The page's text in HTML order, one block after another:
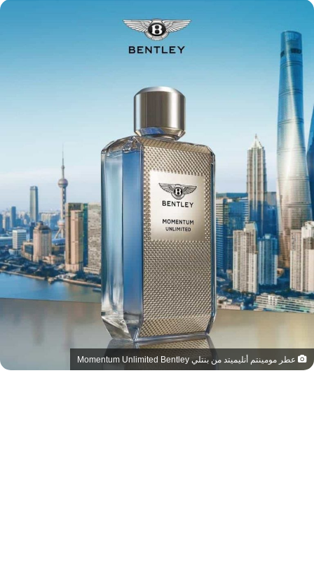
عطر مومينتم أنليميتد من بنتلي Momentum Unlimited Bentley